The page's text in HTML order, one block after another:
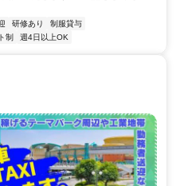
研修あり
制服貸与
制 週4日以上OK